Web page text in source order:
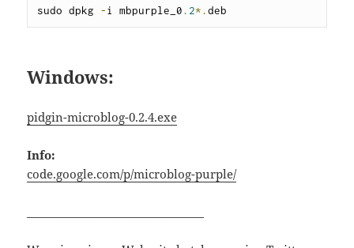
sudo dpkg -i mbpurple_0 . 2*.deb
Windows:
pidgin-microblog-0.2.4.exe
Info:
code.google.com/p/microblog-purple/